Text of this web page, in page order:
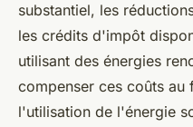
substantiel, les
les crédits d'impôt
utilisant des énergies
compenser ces coûts au
l'utilisation de l'énergie